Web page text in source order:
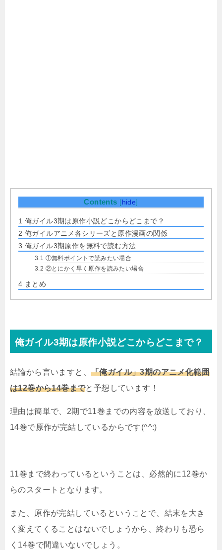
Contents [hide]
1 俺ガイル3期は原作小説どこからどこまで？
2 俺ガイルアニメ各シリーズと原作漫画の関係
3 俺ガイル3期原作を無料で読む方法
3.1 ①無料ポイントで読みたい場合
3.2 ②とにかく早く原作を読みたい場合
4 まとめ
俺ガイル3期は原作小説どこからどこまで？
結論から言いますと、 「俺ガイル」3期のアニメ化範囲
は12巻から14巻までと予想しています！
理由は簡単で、2期で11巻までの内容を放送しており、
14巻で原作が完結しているからです(^^:)
11巻まで終わっているということは、必然的に12巻か
らのスタートとなります。
また、原作が完結しているということで、結末を大き
く変えてくることはないでしょうから、終わりも恐ら
く14巻で間違いないでしょう。